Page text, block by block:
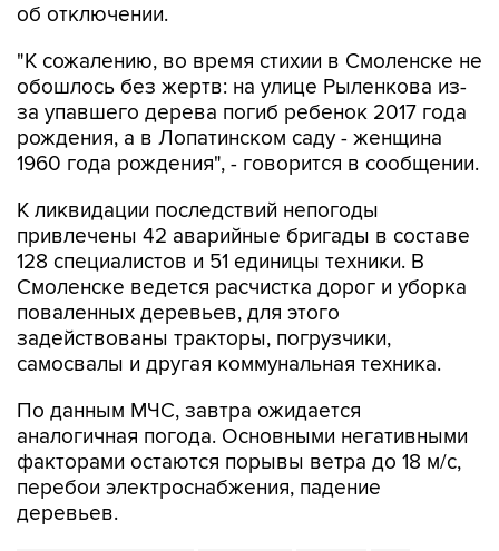
"К сожалению, во время стихии в Смоленске не
за упавшего дерева погиб ребенок 2017 года
рождения, а в Лопатинском саду - женщина
1960 года рождения", - говорится в сообщении.
К ликвидации последствий непогоды
128 специалистов и 51 единицы техники. В
Смоленске ведется расчистка дорог и уборка
поваленных деревьев, для этого
задействованы тракторы, погрузчики,
самосвалы и другая коммунальная техника.
По данным МЧС, завтра ожидается
факторами остаются порывы ветра до 18 м/с,
перебои электроснабжения, падение
деревьев.
Смоленская область